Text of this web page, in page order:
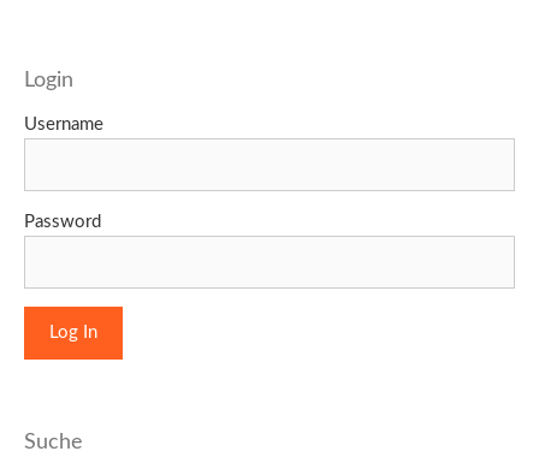
Login
Username
Password
Suche